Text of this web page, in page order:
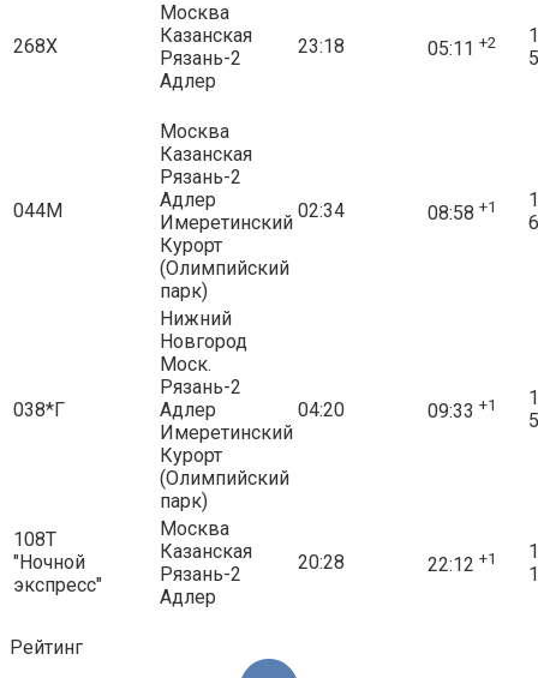
268Х
Москва
Казанская
Рязань-2
Адлер
23:18 05:11 +2
044М
Москва
Казанская
Рязань-2
Адлер
Имеретинский
Курорт
(Олимпийский
парк)
02:34 08:58 +1
038*Г
Нижний
Новгород
Моск.
Рязань-2
Адлер
Имеретинский
Курорт
(Олимпийский
парк)
04:20 09:33 +1
108Т
"Ночной
экспресс"
Москва
Казанская
Рязань-2
Адлер
20:28 22:12 +1
Рейтинг